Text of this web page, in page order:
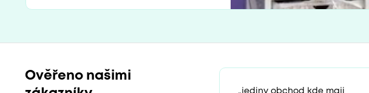
Ověřeno našimi
„jediny obchod kde maji